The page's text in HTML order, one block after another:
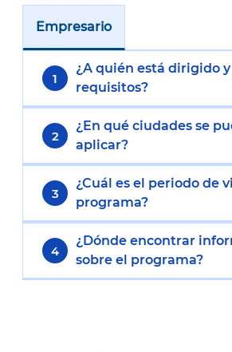
Empresario
1
¿A quién está dirigido y
requisitos?
2
¿En qué ciudades se
aplicar?
3
¿Cuál es el periodo de
programa?
4
¿Dónde encontrar
sobre el programa?